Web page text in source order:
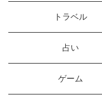
トラベル
占い
ゲーム